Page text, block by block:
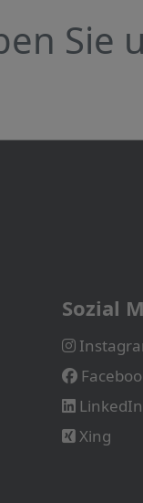
Sie
Sozial
LinkedIn
Xing